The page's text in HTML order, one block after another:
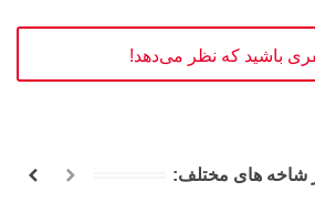
باشید که نظر می‌دهد!